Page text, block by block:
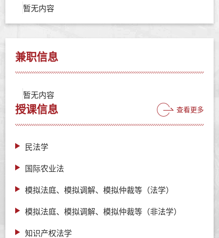
暂无内容
兼职信息
暂无内容
授课信息 查看更多
民法学
国际农业法
模拟法庭、模拟调解、模拟仲裁等（法学）
模拟法庭、模拟调解、模拟仲裁等（非法学）
知识产权法学